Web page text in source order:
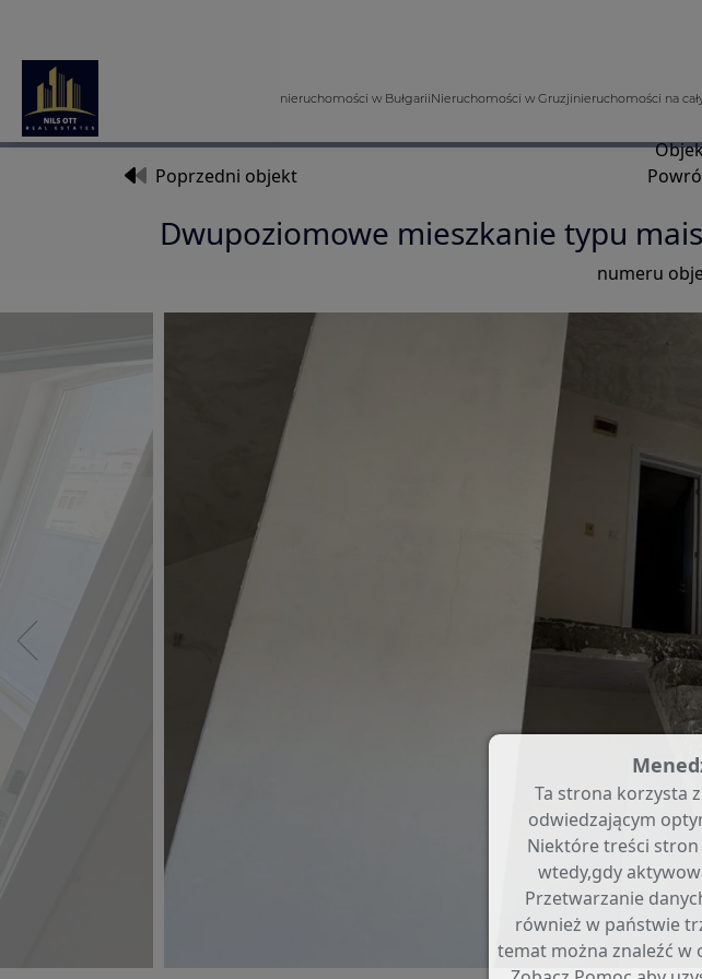
nieruchomości w BułgariiNieruchomości w Gruzjinieruchomości na
Poprzedni objekt
Dwupoziomowe mieszkanie typu
numeru
Ta strona korzysta
odwiedzającym
Niektóre treści
wtedy,gdy
Przetwarzanie
również w państwie
temat można znaleźć w